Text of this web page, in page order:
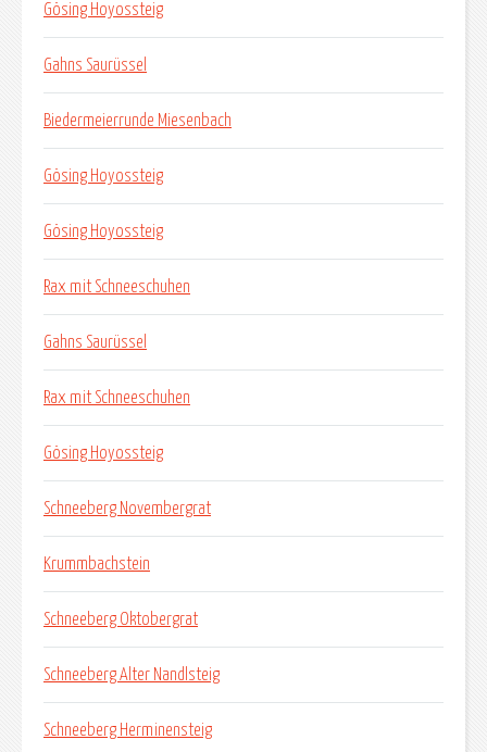
Gösing Hoyossteig
Gahns Saurüssel
Biedermeierrunde Miesenbach
Gösing Hoyossteig
Gösing Hoyossteig
Rax mit Schneeschuhen
Gahns Saurüssel
Rax mit Schneeschuhen
Gösing Hoyossteig
Schneeberg Novembergrat
Krummbachstein
Schneeberg Oktobergrat
Schneeberg Alter Nandlsteig
Schneeberg Herminensteig